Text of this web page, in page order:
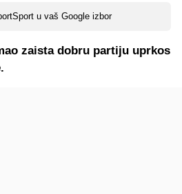
u vaš Google izbor
zaista dobru partiju uprkos